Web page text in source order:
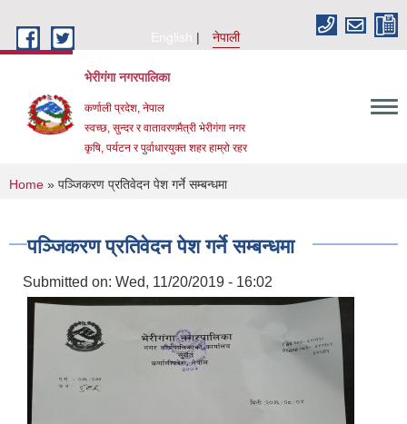
English
नेपाली
भेरीगंगा नगरपालिका
कर्णाली प्रदेश, नेपाल
स्वच्छ, सुन्दर र वातावरणमैत्री भेरीगंगा नगर
कृषि, पर्यटन र पुर्वाधारयुक्त शहर हाम्रो रहर
You are here
Home » पञ्जिकरण प्रतिवेदन पेश गर्ने सम्बन्धमा
पञ्जिकरण प्रतिवेदन पेश गर्ने सम्बन्धमा
Submitted on: Wed, 11/20/2019 - 16:02